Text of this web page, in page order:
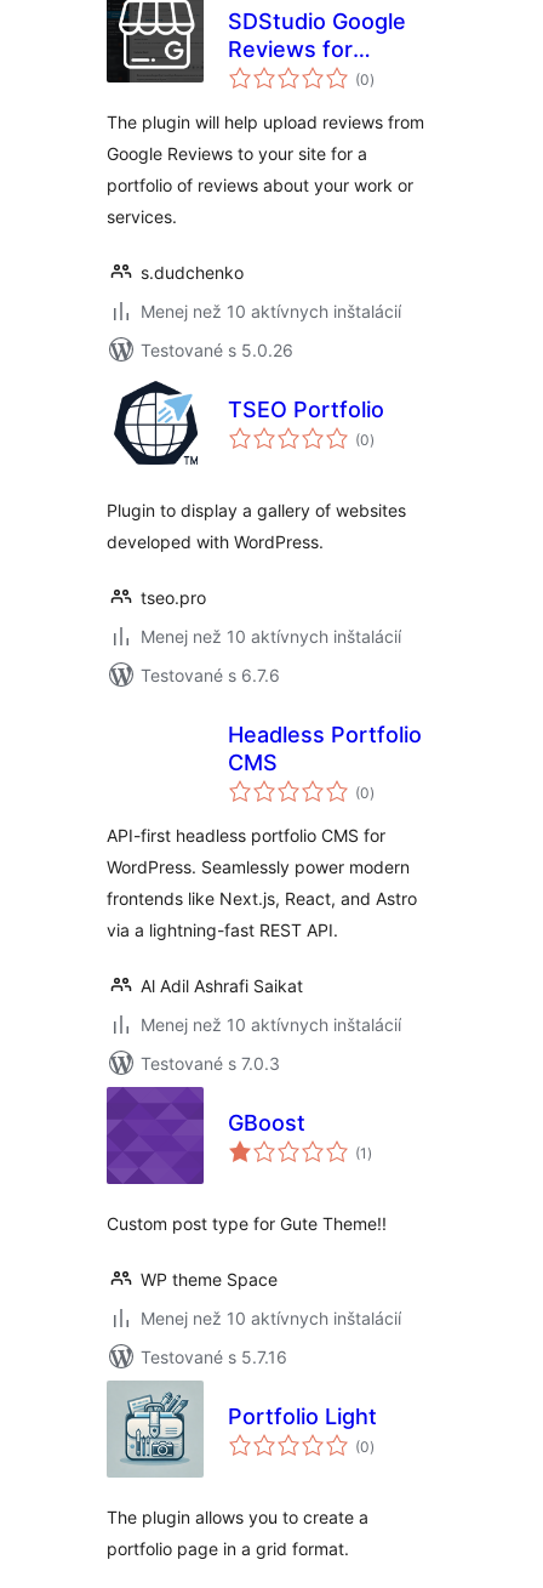
SDStudio Google
Reviews for
portfolio
(0celkové
hodnotenie
)
The plugin will help upload reviews from
Google Reviews to your site for a
portfolio of reviews about your work or
services.
s.dudchenko
Menej než 10 aktívnych inštalácií
Testované s 5.0.26
TSEO Portfolio
(0celkové
hodnotenie
)
Plugin to display a gallery of websites
developed with WordPress.
tseo.pro
Menej než 10 aktívnych inštalácií
Testované s 6.7.6
Headless Portfolio
CMS
(0celkové
hodnotenie
)
API-first headless portfolio CMS for
WordPress. Seamlessly power modern
frontends like Next.js, React, and Astro
via a lightning-fast REST API.
Al Adil Ashrafi Saikat
Menej než 10 aktívnych inštalácií
Testované s 7.0.3
GBoost
(1 celkové
hodnotenie
)
Custom post type for Gute Theme!!
WP theme Space
Menej než 10 aktívnych inštalácií
Testované s 5.7.16
Portfolio Light
(0celkové
hodnotenie
)
The plugin allows you to create a
portfolio page in a grid format.